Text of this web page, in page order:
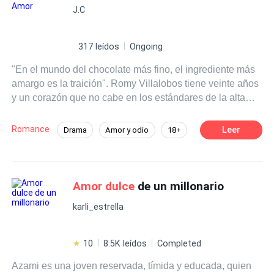
J.C
317 leídos Ongoing
"En el mundo del chocolate más fino, el ingrediente más
amargo es la traición". Romy Villalobos tiene veinte años
y un corazón que no cabe en los estándares de la alta
cacaotero, regresa a casa esperando el abrazo de su
familia, pero solo encuentra el desprecio de una tía
de forma diferente. Apolo, su primo de crianza y el
hombre que domina sus sueños más prohibidos, se
debate entre el deber familiar y la chispa eléctrica que
heredero perfecto; ella, la "gorda" que todos prefieren
apellidos y las apariencias. Una noche de fuego y
Romance Drama Amor y odio 18+ Leer
Amor dulce de un millonario
karli_estrella
10 8.5K leídos Completed
Azami es una joven reservada, tímida y educada, quien